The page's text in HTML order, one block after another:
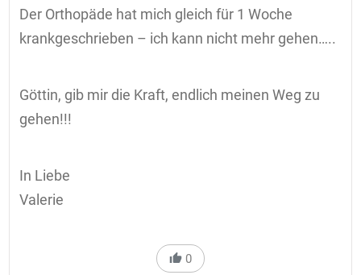
Der Orthopäde hat mich gleich für 1 Woche
krankgeschrieben – ich kann nicht mehr gehen…..
Göttin, gib mir die Kraft, endlich meinen Weg zu
gehen!!!
In Liebe
Valerie
0